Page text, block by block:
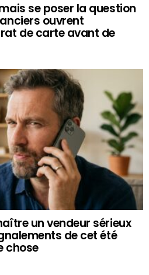
se poser la question
ouvrent
de carte avant de
un vendeur sérieux
de cet été
chose